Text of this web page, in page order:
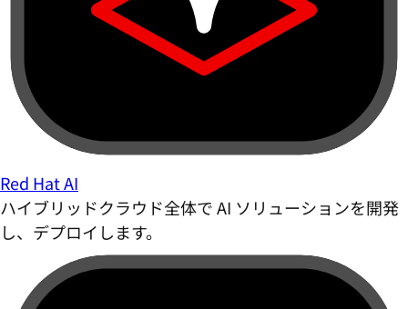
Red Hat AI
ハイブリッドクラウド全体で AI ソリューションを開発
し、デプロイします。